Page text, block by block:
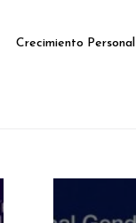
Crecimiento Personal